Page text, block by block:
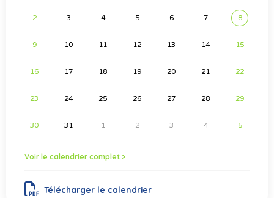
2 3 4 5 6 7 8
9 10 11 12 13 14 15
16 17 18 19 20 21 22
23 24 25 26 27 28 29
30 31 1 2 3 4 5
Voir le calendrier complet >
Télécharger le calendrier